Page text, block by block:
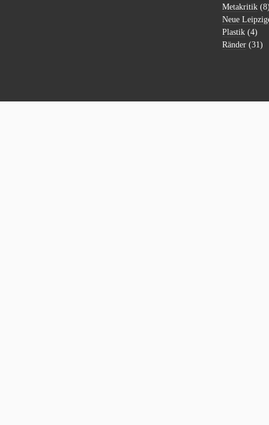
Metakritik
Neue
Plastik (4)
Ränder (31)